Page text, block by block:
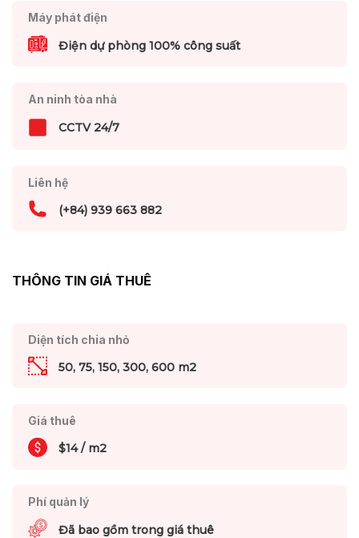
Máy phát điện
Điện dự phòng 100% công suất
An ninh tòa nhà
CCTV 24/7
Liên hệ
(+84) 939 663 882
THÔNG TIN GIÁ THUÊ
Diện tích chia nhỏ
50, 75, 150, 300, 600 m2
Giá thuê
$14 / m2
Phí quản lý
Đã bao gồm trong giá thuê